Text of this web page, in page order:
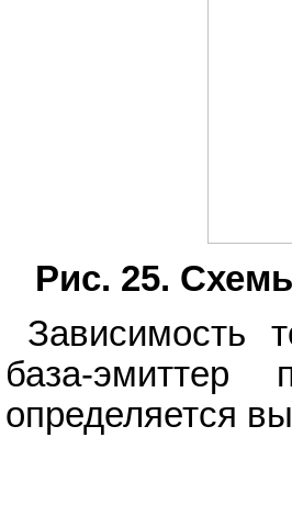
Рис. 25.
Зависимость
база-эмиттер
определяется